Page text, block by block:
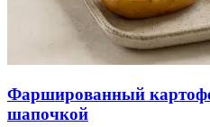
Фаршированный
шапочкой